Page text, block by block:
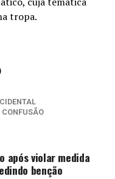
tropa.
após violar medida
benção